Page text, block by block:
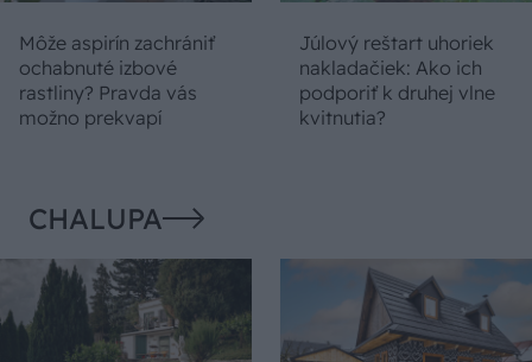
Môže aspirín zachrániť
ochabnuté izbové
rastliny? Pravda vás
možno prekvapí
Júlový reštart uhoriek
nakladačiek: Ako ich
podporiť k druhej vlne
kvitnutia?
CHALUPA